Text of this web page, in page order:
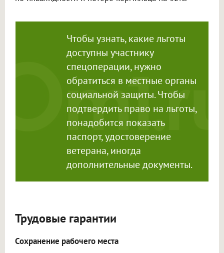
Чтобы узнать, какие льготы
доступны участнику
спецоперации, нужно
обратиться в местные органы
социальной защиты. Чтобы
подтвердить право на льготы,
понадобится показать
паспорт, удостоверение
ветерана, иногда
дополнительные документы.
Трудовые гарантии
Сохранение рабочего места